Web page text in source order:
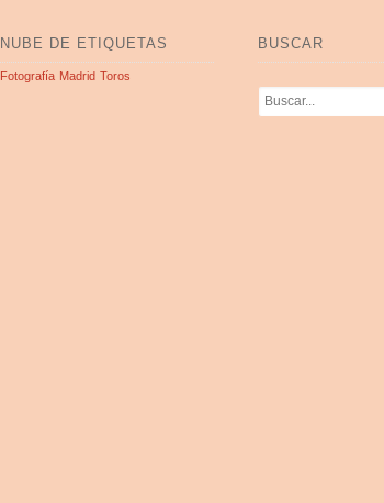
NUBE DE ETIQUETAS
Fotografía Madrid Toros
BUSCAR